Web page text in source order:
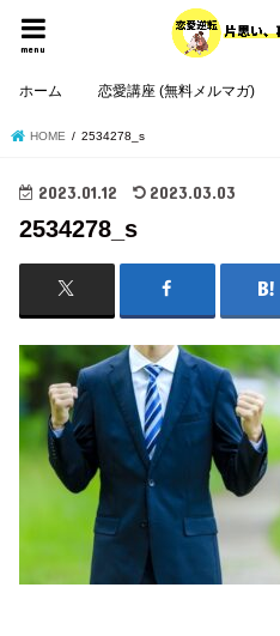
menu
ホーム 恋愛講座 (無料メルマガ)
HOME 2534278_s
2023.01.12 2023.03.03
2534278_s